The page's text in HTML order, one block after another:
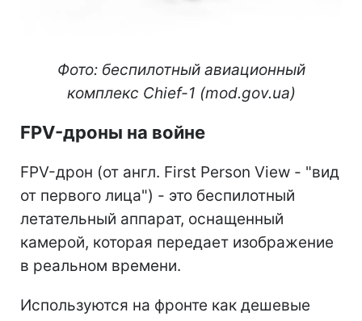
Фото: беспилотный авиационный
комплекс Chief-1 (mod.gov.ua)
FPV-дроны на войне
FPV-дрон (от англ. First Person View - "вид
от первого лица") - это беспилотный
летательный аппарат, оснащенный
камерой, которая передает изображение
в реальном времени.
Используются на фронте как дешевые